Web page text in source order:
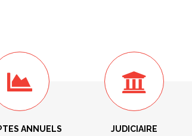
ANNUELS JUDICIAIRE